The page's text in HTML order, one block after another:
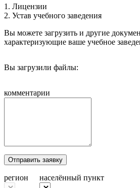
1. Лицензии
2. Устав учебного заведения
Вы можете загрузить и другие
характеризующие ваше учебное
Вы загрузили файлы:
комментарии
Отправить заявку
регион населённый пункт